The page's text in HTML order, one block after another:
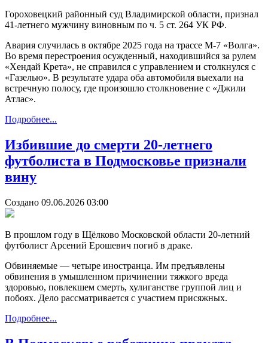
Гороховецкий районный суд Владимирской области, признал
41-летнего мужчину виновным по ч. 5 ст. 264 УК РФ.
Авария случилась в октябре 2025 года на трассе М-7 «Волга».
Во время перестроения осужденный, находившийся за рулем
«Хендай Крета», не справился с управлением и столкнулся с
«Газелью». В результате удара оба автомобиля выехали на
встречную полосу, где произошло столкновение с «Джили
Атлас».
Подробнее...
Избившие до смерти 20-летнего
футболиста в Подмосковье признали
вину
Создано 09.06.2026 03:00
В прошлом году в Щёлково Московской области 20-летний
футболист Арсений Ерошевич погиб в драке.
Обвиняемые — четыре иностранца. Им предъявлены
обвинения в умышленном причинении тяжкого вреда
здоровью, повлекшем смерть, хулиганстве группой лиц и
побоях. Дело рассматривается с участием присяжных.
Подробнее...